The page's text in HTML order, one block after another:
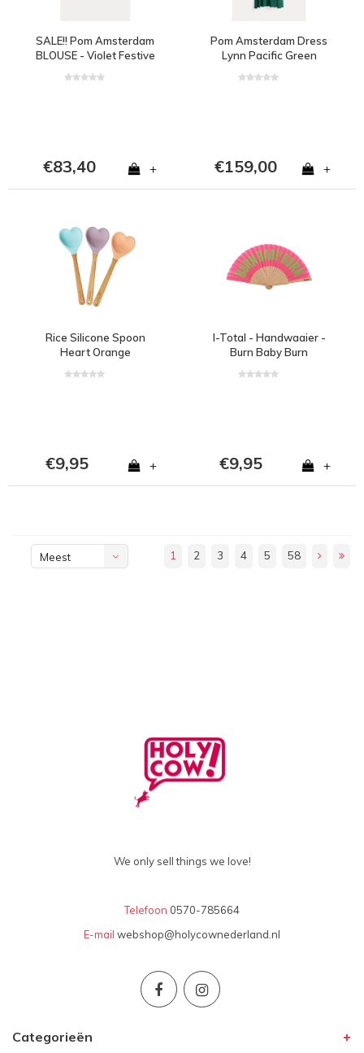
SALE!! Pom Amsterdam
BLOUSE - Violet Festive
€83,40 +
Pom Amsterdam Dress
Lynn Pacific Green
€159,00 +
Rice Silicone Spoon
Heart Orange
€9,95 +
I-Total - Handwaaier -
Burn Baby Burn
€9,95 +
Meest
1 2 3 4 5 58
We only sell things we love!
Telefoon 0570-785664
E-mail webshop@holycownederland.nl
Categorieën